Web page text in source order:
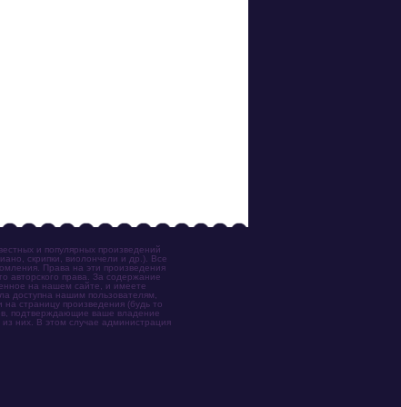
и популярных произведений
скрипки, виолончели и др.). Все
Права на эти произведения
авторского права. За содержание
на нашем сайте, и имеете
доступна нашим пользователям,
страницу произведения (будь то
подтверждающие ваше владение
них. В этом случае администрация